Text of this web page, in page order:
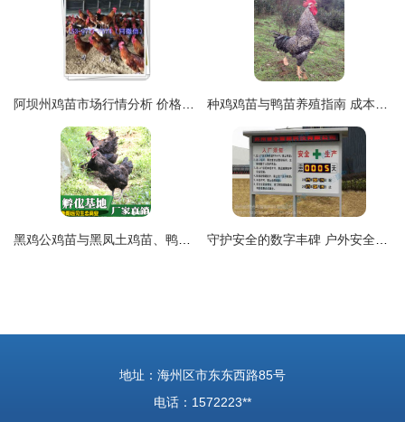
地址：海州区市东东西路85号
电话：1572223**